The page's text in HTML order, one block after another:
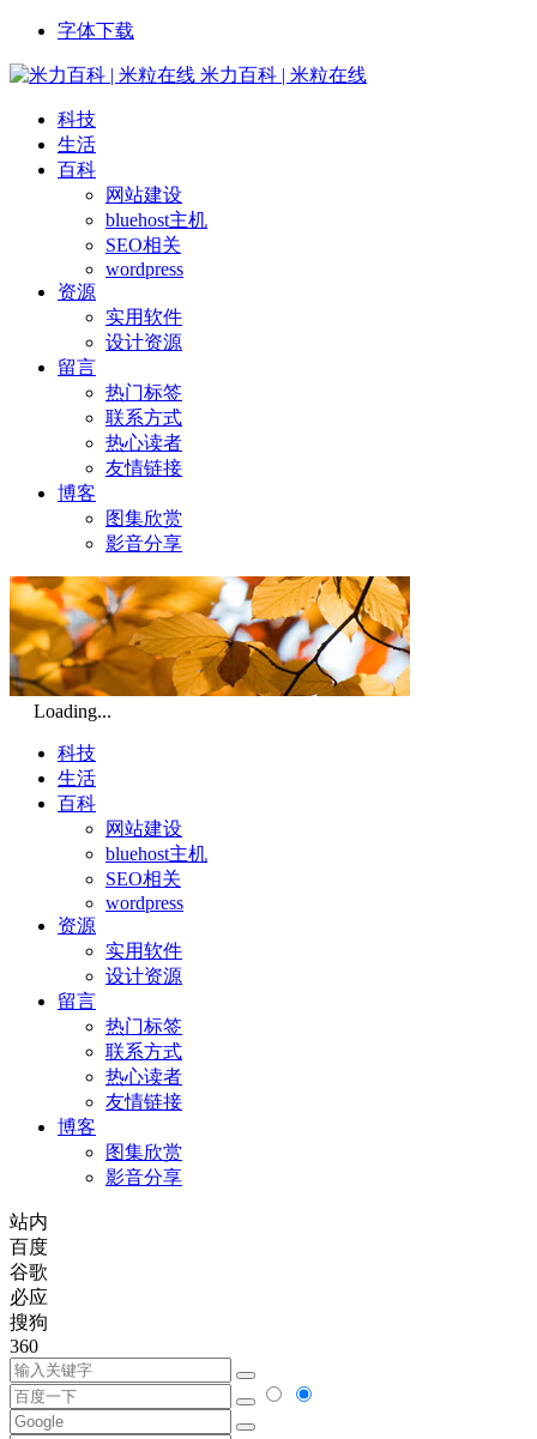
字体下载
米力百科 | 米粒在线
科技
生活
百科
网站建设
bluehost主机
SEO相关
wordpress
资源
实用软件
设计资源
留言
热门标签
联系方式
热心读者
友情链接
博客
图集欣赏
影音分享
Loading...
科技
生活
百科
网站建设
bluehost主机
SEO相关
wordpress
资源
实用软件
设计资源
留言
热门标签
联系方式
热心读者
友情链接
博客
图集欣赏
影音分享
站内
百度
谷歌
必应
搜狗
360